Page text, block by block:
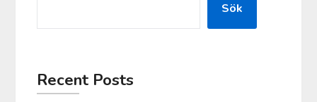
Sök
Recent Posts